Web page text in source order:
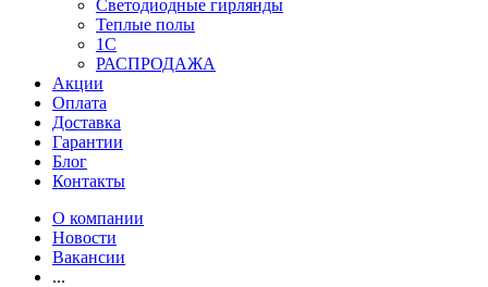
Светодиодные гирлянды
Теплые полы
1С
РАСПРОДАЖА
Акции
Оплата
Доставка
Гарантии
Блог
Контакты
О компании
Новости
Вакансии
...